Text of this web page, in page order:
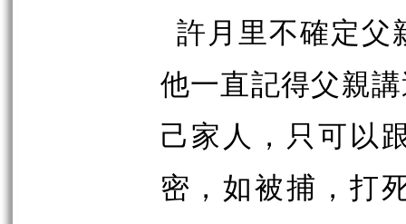
許月里不確定父
他一直記得父親
己家人，只可以
密，如被捕，打